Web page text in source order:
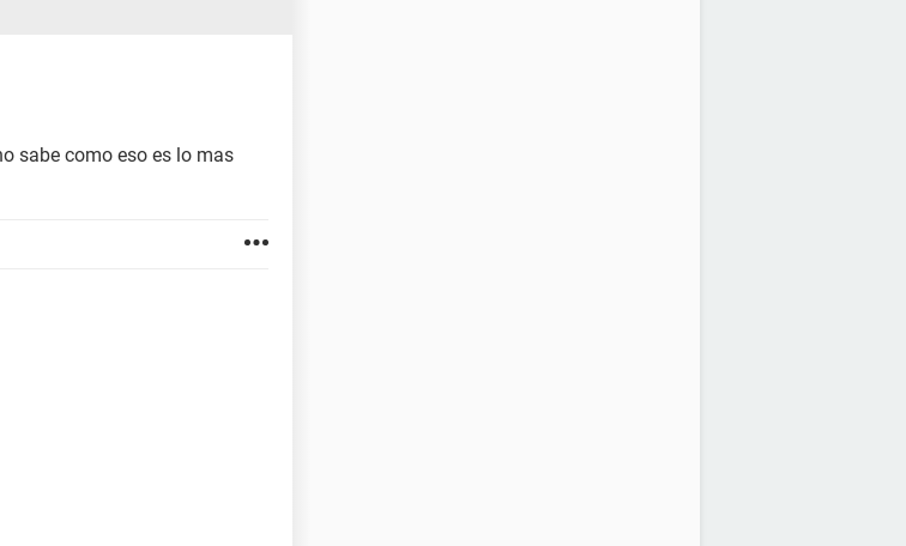
sabe como eso es lo mas